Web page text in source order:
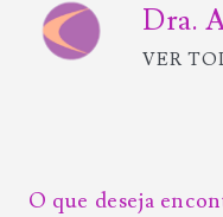
Dra.
VER
O que deseja